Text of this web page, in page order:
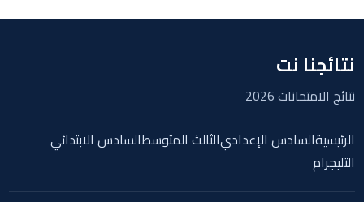
نتائجنا نت
نتائج الامتحانات 2026
الرئيسيةالسادس الإعداديالثالث المتوسطالسادس الابتدائي
التليجرام